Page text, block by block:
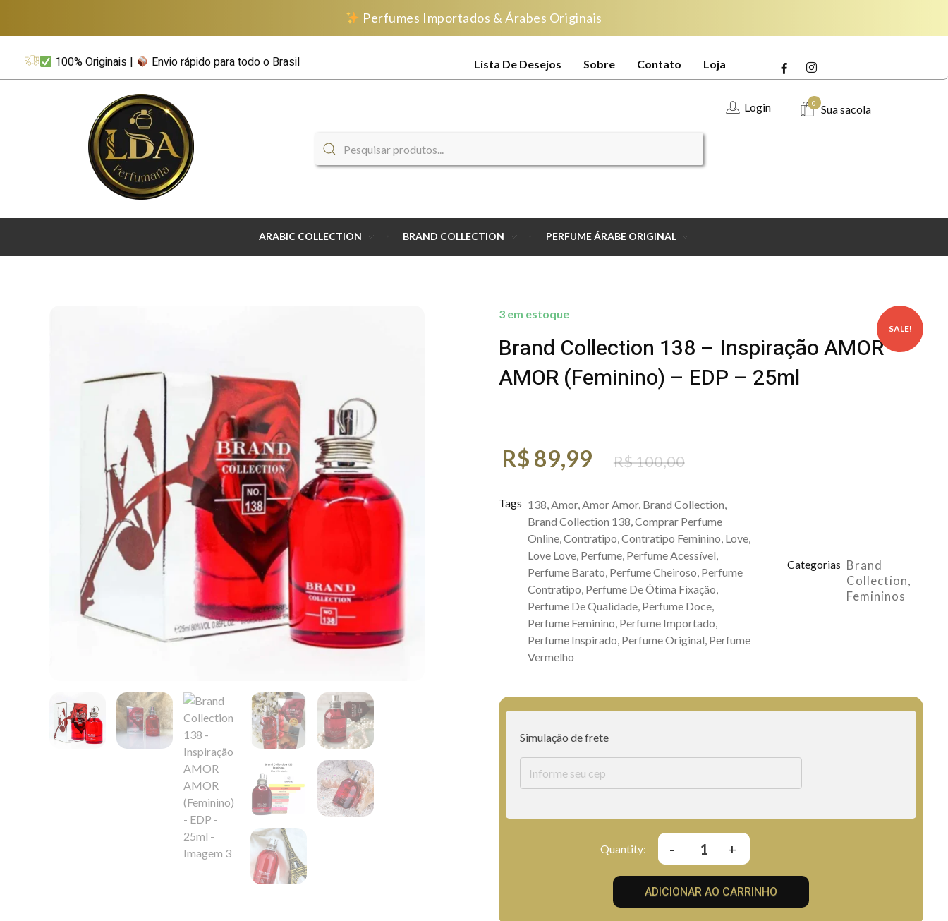
Perfumes Importados & Árabes Originais
100% Originais | Envio rápido para todo o Brasil Lista De Desejos Sobre Contato Loja
Login 0 Sua sacola
ARABIC COLLECTION BRAND COLLECTION PERFUME ÁRABE ORIGINAL
Brand Collection 138 – Inspiração AMOR
AMOR (Feminino) – EDP – 25ml
SALE!
R$ 89,99 R$100,00
3 em estoque
Simulação de frete
ADICIONAR AO CARRINHO
Categorias Brand
Collection,
Femininos
Tags 138,Amor,Amor Amor, Brand Collection,
Brand Collection 138,Comprar Perfume
Online,Contratipo,Contratipo Feminino, Love,
Love Love, Perfume, Perfume Acessível,
Perfume Barato, Perfume Cheiroso, Perfume
Contratipo, Perfume De Ótima Fixação,
Perfume De Qualidade, Perfume Doce,
Perfume Feminino, Perfume Importado,
Perfume Inspirado, Perfume Original, Perfume
Vermelho